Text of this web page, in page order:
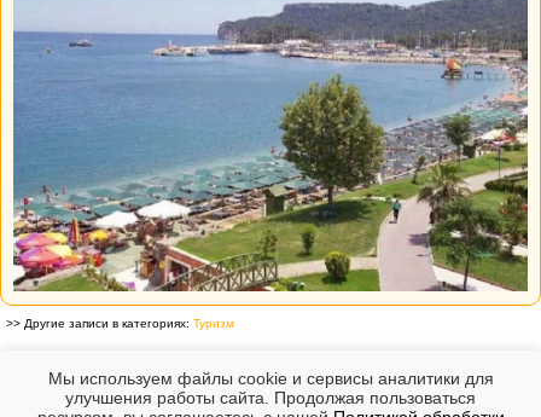
>> Другие записи в категориях: Туризм
Комментарии к этой записи отсутствуют.
Мы используем файлы cookie и сервисы аналитики для
улучшения работы сайта. Продолжая пользоваться